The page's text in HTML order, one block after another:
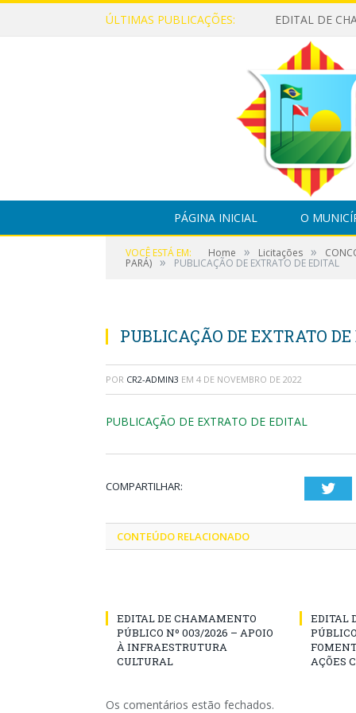
ÚLTIMAS PUBLICAÇÕES:
PÁGINA INICIAL O
VOCÊ ESTÁ EM: Home » Licitações »
PARÁ) » PUBLICAÇÃO DE EXTRATO DE EDITAL
PUBLICAÇÃO DE EXTRATO
POR CR2-ADMIN3 EM 4 DE NOVEMBRO DE 2022
PUBLICAÇÃO DE EXTRATO DE EDITAL
COMPARTILHAR:
CONTEÚDO RELACIONADO
EDITAL DE CHAMAMENTO
PÚBLICO Nº 003/2026 – APOIO
À INFRAESTRUTURA
CULTURAL
EDITAL
AÇÕES
Os comentários estão fechados.